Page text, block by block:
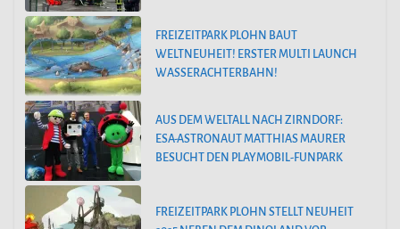
FREIZEITPARK PLOHN BAUT
WELTNEUHEIT! ERSTER MULTI LAUNCH
WASSERACHTERBAHN!
AUS DEM WELTALL NACH ZIRNDORF:
ESA-ASTRONAUT MATTHIAS MAURER
BESUCHT DEN PLAYMOBIL-FUNPARK
FREIZEITPARK PLOHN STELLT NEUHEIT